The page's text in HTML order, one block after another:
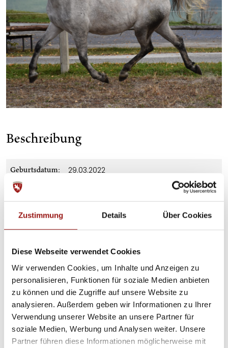
Zustimmung Details Über Cookies
Diese Webseite verwendet Cookies
Wir verwenden Cookies, um Inhalte und Anzeigen zu
personalisieren, Funktionen für soziale Medien anbieten
zu können und die Zugriffe auf unsere Website zu
analysieren. Außerdem geben wir Informationen zu Ihrer
Verwendung unserer Website an unsere Partner für
soziale Medien, Werbung und Analysen weiter. Unsere
Partner führen diese Informationen möglicherweise mit
Beschreibung
Geburtsdatum: 29.03.2022
Abstammung:
v. Maestoso Mercurio-98, a.d. Nautika-
48
Preiskategorie: auf Anfrage
Stockmass: 147 cm
Pedigree:
Standort: Lipizzanergestüt Piber